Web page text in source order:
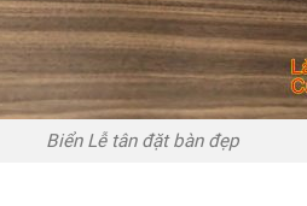
Biển Lễ tân đặt bàn đẹp